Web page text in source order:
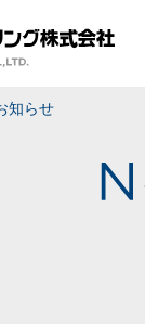
知らせ